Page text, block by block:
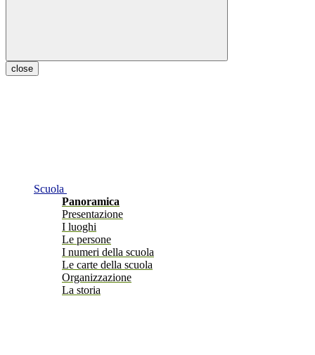
close
Scuola
Panoramica
Presentazione
I luoghi
Le persone
I numeri della scuola
Le carte della scuola
Organizzazione
La storia